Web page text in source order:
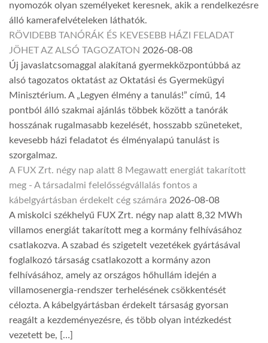
nyomozók olyan személyeket keresnek, akik a rendelkezésre
álló kamerafelvételeken láthatók.
RÖVIDEBB TANÓRÁK ÉS KEVESEBB HÁZI FELADAT
JÖHET AZ ALSÓ TAGOZATON 2026-08-08
Új javaslatcsomaggal alakítaná gyermekközpontúbbá az
alsó tagozatos oktatást az Oktatási és Gyermekügyi
Minisztérium. A „Legyen élmény a tanulás!” című, 14
pontból álló szakmai ajánlás többek között a tanórák
hosszának rugalmasabb kezelését, hosszabb szüneteket,
kevesebb házi feladatot és élményalapú tanulást is
szorgalmaz.
A FUX Zrt. négy nap alatt 8 Megawatt energiát takarított
meg - A társadalmi felelősségvállalás fontos a
kábelgyártásban érdekelt cég számára 2026-08-08
A miskolci székhelyű FUX Zrt. négy nap alatt 8,32 MWh
villamos energiát takarított meg a kormány felhívásához
csatlakozva. A szabad és szigetelt vezetékek gyártásával
foglalkozó társaság csatlakozott a kormány azon
felhívásához, amely az országos hőhullám idején a
villamosenergia-rendszer terhelésének csökkentését
célozta. A kábelgyártásban érdekelt társaság gyorsan
reagált a kezdeményezésre, és több olyan intézkedést
vezetett be, […]